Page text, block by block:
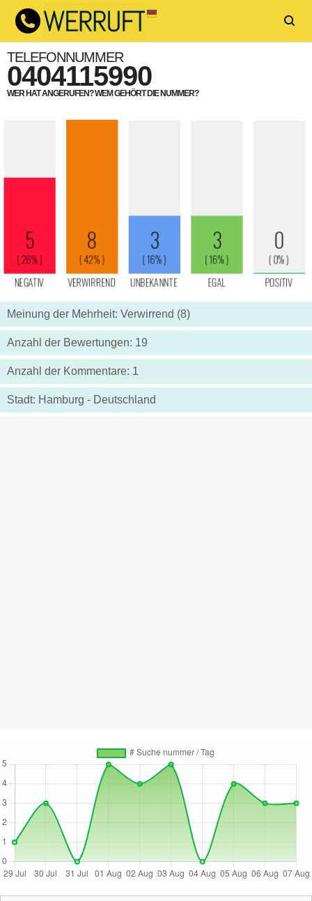
TELEFONNUMMER
0404115990
WER HAT ANGERUFEN? WEM GEHÖRT DIE NUMMER?
Meinung der Mehrheit: Verwirrend (8)
Anzahl der Bewertungen: 19
Anzahl der Kommentare: 1
Stadt: Hamburg - Deutschland